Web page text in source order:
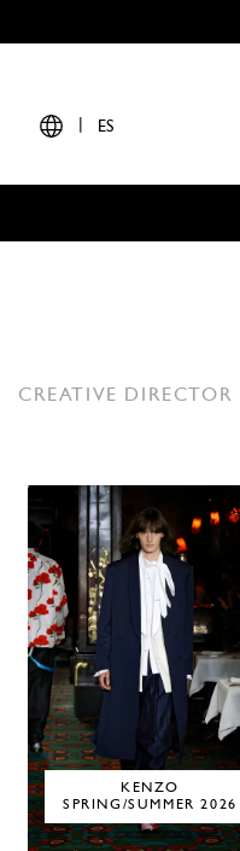
ES
CREATIVE DIRECTOR
KENZO
SPRING/SUMMER 2026